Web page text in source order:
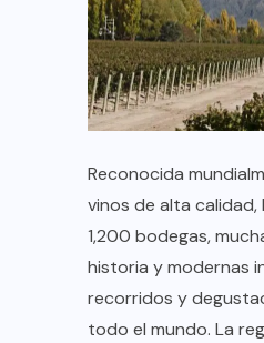
Reconocida
vinos de alta calidad,
1,200 bodegas,
historia y modernas
recorridos y
todo el mundo. La